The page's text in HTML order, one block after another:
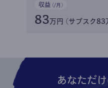
収益 (/月)
83万円 (サブスク83
あなただ